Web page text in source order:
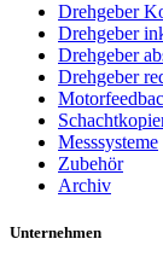
Drehgeber
Drehgeber
Drehgeber
Drehgeber
Messsysteme
Zubehör
Archiv
Unternehmen